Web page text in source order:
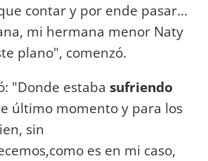
contar y por ende pasar...
mi hermana menor Naty
plano", comenzó.
"Donde estaba sufriendo
último momento y para los
sin
es en mi caso,